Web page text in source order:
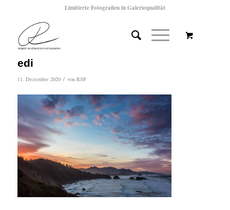
Limitierte Fotografien in Galeriequalität
edi
11. Dezember 2020 / von RSP